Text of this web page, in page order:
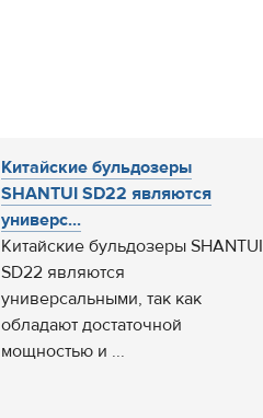
Китайские бульдозеры
SHANTUI SD22 являются
универс...
Китайские бульдозеры SHANTUI
SD22 являются
универсальными, так как
обладают достаточной
мощностью и ...